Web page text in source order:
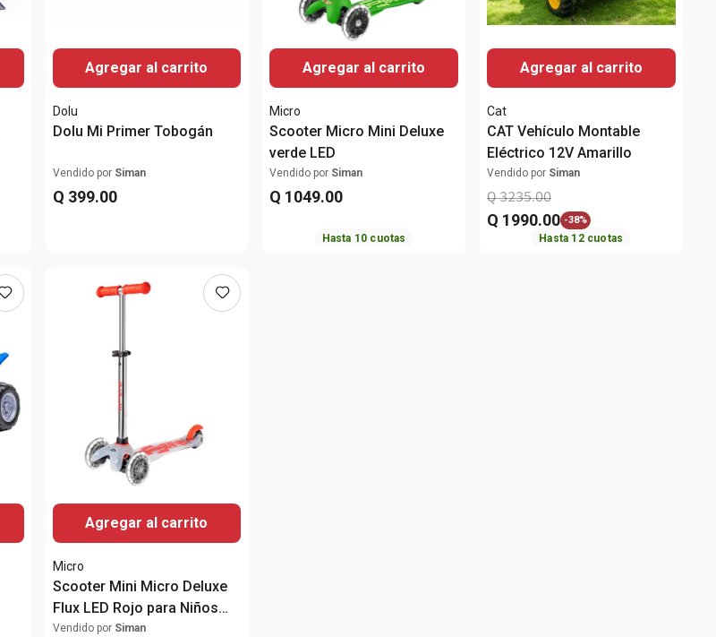
Agregar al carrito
Dolu
Dolu Mi Primer Tobogán
Vendido por Siman
Q 399.00
Agregar al carrito
Micro
Scooter Micro Mini Deluxe
verde LED
Vendido por Siman
Q 1049.00
Hasta 10 cuotas
Agregar al carrito
Cat
CAT Vehículo Montable
Eléctrico 12V Amarillo
Vendido por Siman
Q 3235.00
Q 1990.00 -38%
Hasta 12 cuotas
Agregar al carrito
Micro
Scooter Mini Micro Deluxe
Flux LED Rojo para Niños
Ajustable
Vendido por Siman